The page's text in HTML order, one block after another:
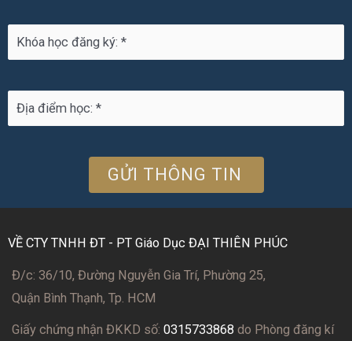
VỀ CTY TNHH ĐT - PT Giáo Dục ĐẠI THIÊN PHÚC
Đ/c: 36/10, Đường Nguyễn Gia Trí, Phường 25,
Quận Bình Thạnh, Tp. HCM
Giấy chứng nhận ĐKKD số: 0315733868 do Phòng đăng kí